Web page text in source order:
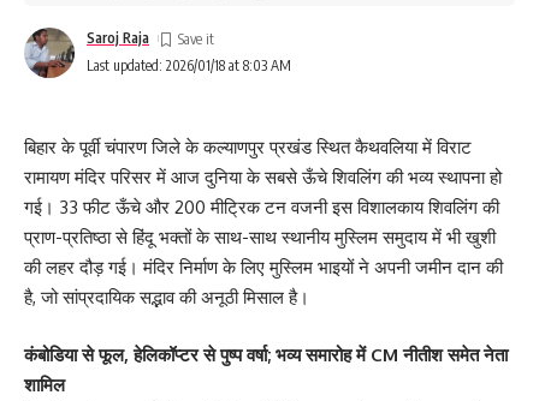
Last updated: 2026/01/18 at 8:03 AM
Saroj Raja
बिहार के पूर्वी चंपारण जिले के कल्याणपुर प्रखंड स्थित कैथवलिया में विराट
रामायण मंदिर परिसर में आज दुनिया के सबसे ऊँचे शिवलिंग की भव्य स्थापना हो
गई। 33 फीट ऊँचे और 200 मीट्रिक टन वजनी इस विशालकाय शिवलिंग की
प्राण-प्रतिष्ठा से हिंदू भक्तों के साथ-साथ स्थानीय मुस्लिम समुदाय में भी खुशी
की लहर दौड़ गई। मंदिर निर्माण के लिए मुस्लिम भाइयों ने अपनी जमीन दान की
है, जो सांप्रदायिक सद्भाव की अनूठी मिसाल है।
कंबोडिया से फूल, हेलिकॉप्टर से पुष्प वर्षा; भव्य समारोह में CM नीतीश समेत नेता
शामिल